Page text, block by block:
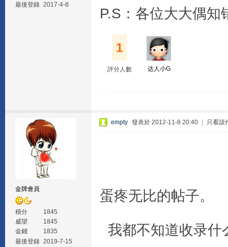
最後登錄 2017-4-8
P.S：各位大大偶知
1
評分人數 达人小G
金牌會員
積分
1845
威望
1845
金錢
1835
最後登錄 2019-7-15
empty 發表於 2012-11-8 20:40 只看該
蛋疼无比的帖子。
我都不知道收录什